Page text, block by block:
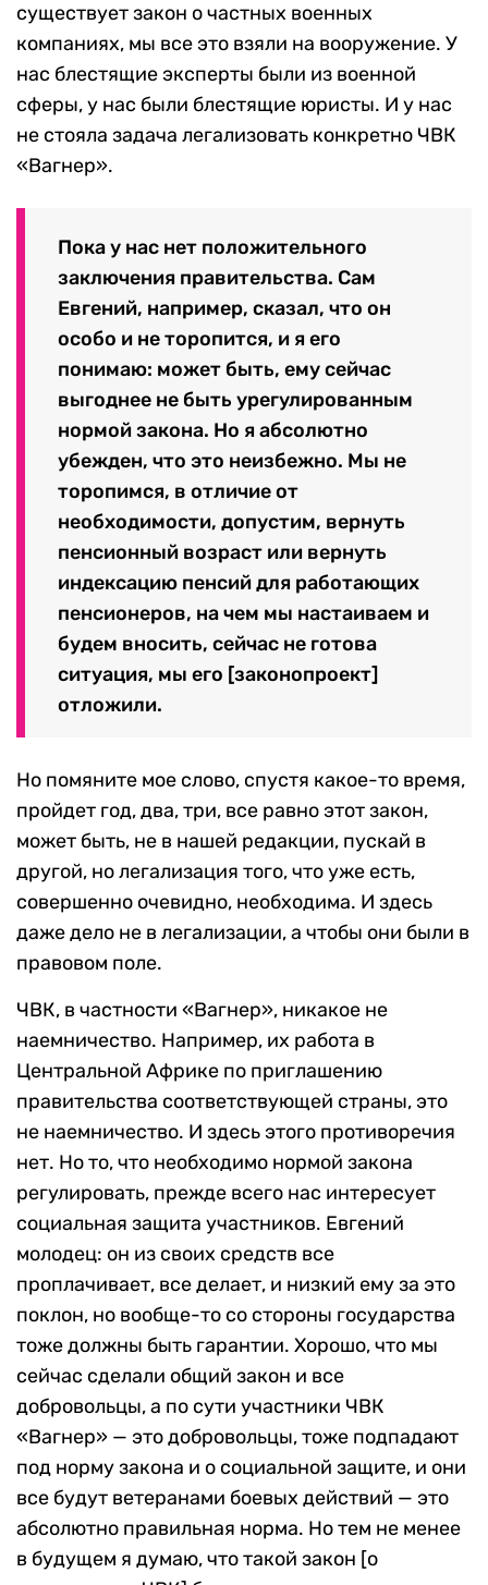
существует закон о частных военных
компаниях, мы все это взяли на вооружение. У
нас блестящие эксперты были из военной
сферы, у нас были блестящие юристы. И у нас
не стояла задача легализовать конкретно ЧВК
«Вагнер».
Пока у нас нет положительного
заключения правительства. Сам
Евгений, например, сказал, что он
особо и не торопится, и я его
понимаю: может быть, ему сейчас
выгоднее не быть урегулированным
нормой закона. Но я абсолютно
убежден, что это неизбежно. Мы не
торопимся, в отличие от
необходимости, допустим, вернуть
пенсионный возраст или вернуть
индексацию пенсий для работающих
пенсионеров, на чем мы настаиваем и
будем вносить, сейчас не готова
ситуация, мы его [законопроект]
отложили.
Но помяните мое слово, спустя какое-то время,
пройдет год, два, три, все равно этот закон,
может быть, не в нашей редакции, пускай в
другой, но легализация того, что уже есть,
совершенно очевидно, необходима. И здесь
даже дело не в легализации, а чтобы они были в
правовом поле.
ЧВК, в частности «Вагнер», никакое не
наемничество. Например, их работа в
Центральной Африке по приглашению
правительства соответствующей страны, это
не наемничество. И здесь этого противоречия
нет. Но то, что необходимо нормой закона
регулировать, прежде всего нас интересует
социальная защита участников. Евгений
молодец: он из своих средств все
проплачивает, все делает, и низкий ему за это
поклон, но вообще-то со стороны государства
тоже должны быть гарантии. Хорошо, что мы
сейчас сделали общий закон и все
добровольцы, а по сути участники ЧВК
«Вагнер» — это добровольцы, тоже подпадают
под норму закона и о социальной защите, и они
все будут ветеранами боевых действий — это
абсолютно правильная норма. Но тем не менее
в будущем я думаю, что такой закон [о